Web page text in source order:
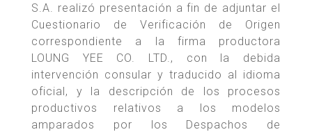
S.A. realizó presentación a fin de adjuntar el
Cuestionario de Verificación de Origen
correspondiente a la firma productora
LOUNG YEE CO. LTD., con la debida
intervención consular y traducido al idioma
oficial, y la descripción de los procesos
productivos relativos a los modelos
amparados por los Despachos de